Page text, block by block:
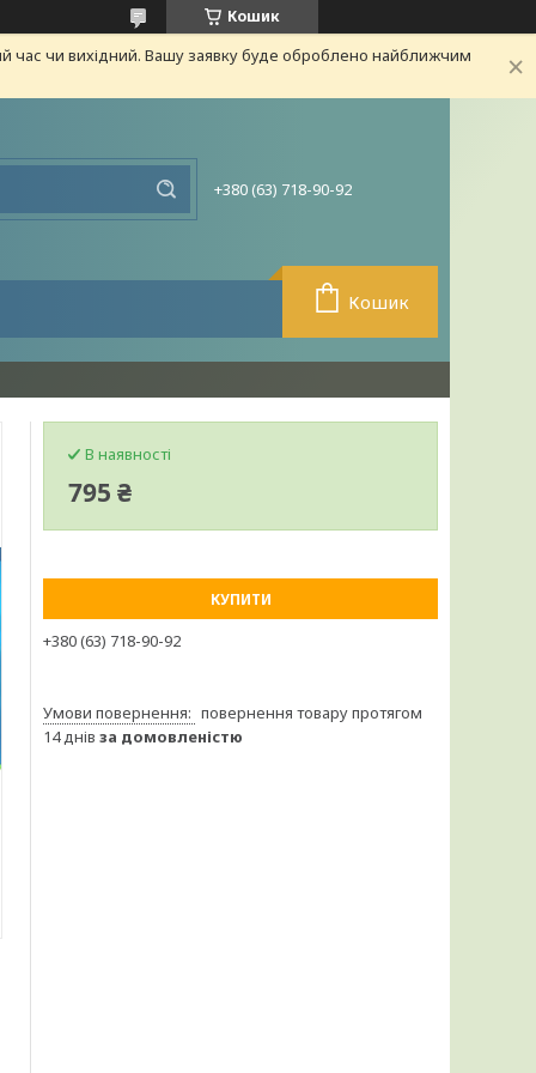
Кошик
час чи вихідний. Вашу заявку буде оброблено найближчим
+380 (63) 718-90-92
Кошик
В наявності
795 ₴
КУПИТИ
+380 (63) 718-90-92
повернення товару протягом
14 днів за домовленістю